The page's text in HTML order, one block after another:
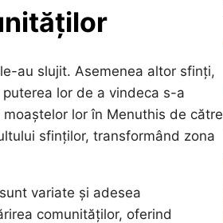
au slujit. Asemenea altor sfinți,
lor de a vindeca s-a
lor în Menuthis de către
sfinților, transformând zona
variate și adesea
comunităților, oferind